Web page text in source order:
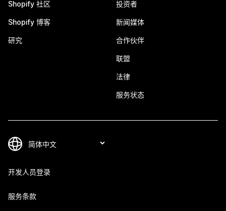
Shopify 社区
Shopify 博客
研究
投资者
新闻媒体
合作伙伴
联盟
法律
服务状态
开发人员登录
服务条款